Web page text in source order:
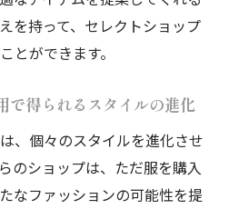
見つけるためのショップ
られるスタイルのインス
ける自分だけのファッショ
ティ
を持って、セレクトショップ
とができます。
で得られるスタイルの進化
、個々のスタイルを進化させ
のショップは、ただ服を購入
なファッションの可能性を提